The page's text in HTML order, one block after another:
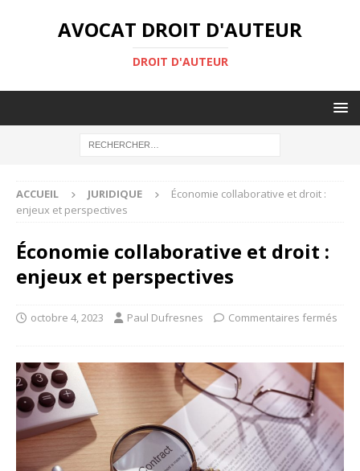
AVOCAT DROIT D'AUTEUR
DROIT D'AUTEUR
ACCUEIL JURIDIQUE
Économie collaborative et droit :
enjeux et perspectives
Économie collaborative et droit :
enjeux et perspectives
octobre 4, 2023 Paul Dufresnes Commentaires fermés